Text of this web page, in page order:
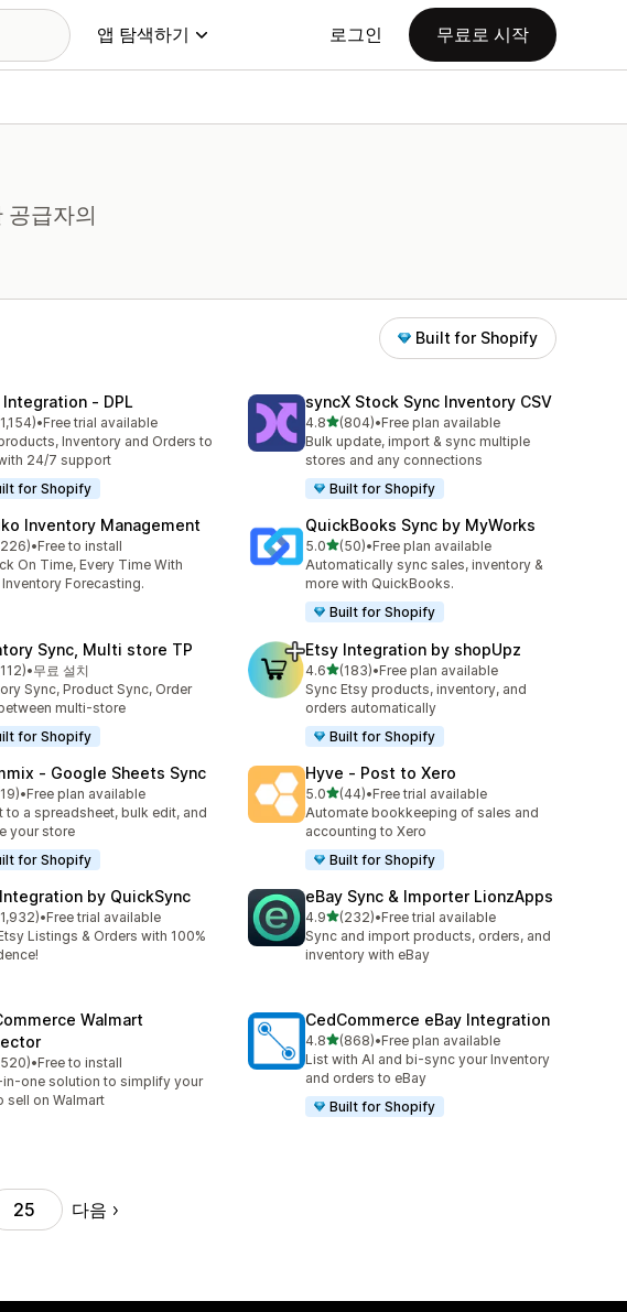
앱 탐색하기 로그인 무료로 시작
공급자의
Built for Shopify
Integration ‑ DPL
개 중
1154개
•Free trial available
Inventory and Orders to
24/7 support
for Shopify
syncX Stock Sync Inventory CSV
4.8별 5개 중
(804)
총 리뷰 804개
•Free plan available
Bulk update, import & sync multiple
stores and any connections
Built for Shopify
Inventory Management
개 중
226개
•Free to install
On Time, Every Time With
Forecasting.
QuickBooks Sync by MyWorks
5.0별 5개 중
(50)
총 리뷰 50개
•Free plan available
Automatically sync sales, inventory &
more with QuickBooks.
Built for Shopify
Sync, Multi store TP
개 중
112개
•무료 설치
Sync, Product Sync, Order
multi-store
for Shopify
Etsy Integration by shopUpz
4.6별 5개 중
(183)
총 리뷰 183개
•Free plan available
Sync Etsy products, inventory, and
orders automatically
Built for Shopify
‑ Google Sheets Sync
개 중
19개
•Free plan available
to a spreadsheet, bulk edit, and
your store
for Shopify
Hyve ‑ Post to Xero
5.0별 5개 중
(44)
총 리뷰 44개
•Free trial available
Automate bookkeeping of sales and
accounting to Xero
Built for Shopify
by QuickSync
개 중
1932개
•Free trial available
Listings & Orders with 100%
eBay Sync & Importer LionzApps
4.9별 5개 중
(232)
총 리뷰 232개
•Free trial available
Sync and import products, orders, and
inventory with eBay
Walmart
개 중
520개
•Free to install
in-one solution to simplify your
sell on Walmart
CedCommerce eBay Integration
4.8별 5개 중
(868)
총 리뷰 868개
•Free plan available
List with AI and bi-sync your Inventory
and orders to eBay
Built for Shopify
25 다음